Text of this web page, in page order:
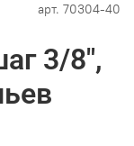
арт. 70304-40
3/8",